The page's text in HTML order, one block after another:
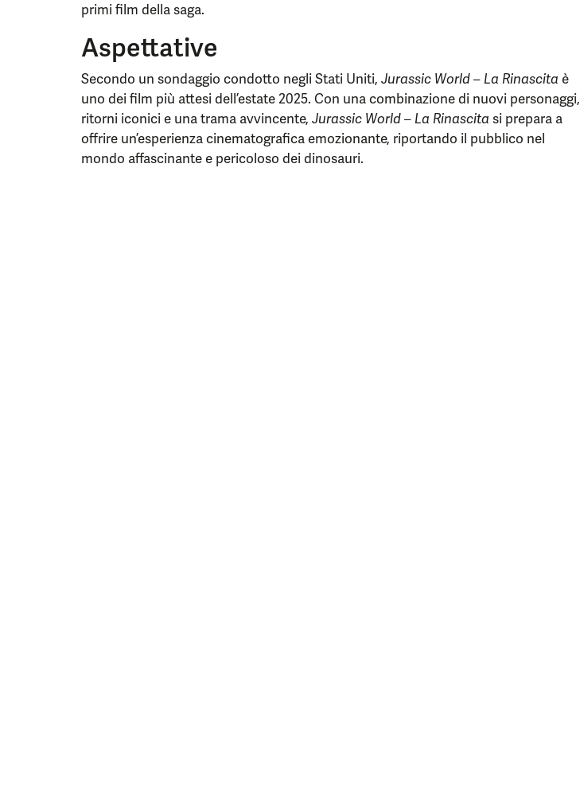
primi film della saga.
Aspettative
Secondo un sondaggio condotto negli Stati Uniti, Jurassic World – La Rinascita è
uno dei film più attesi dell’estate 2025. Con una combinazione di nuovi personaggi,
ritorni iconici e una trama avvincente, Jurassic World – La Rinascita si prepara a
offrire un’esperienza cinematografica emozionante, riportando il pubblico nel
mondo affascinante e pericoloso dei dinosauri.